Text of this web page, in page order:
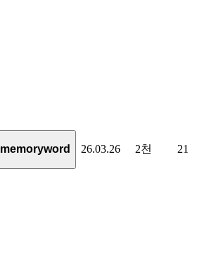
memoryword 26.03.26 2천 21